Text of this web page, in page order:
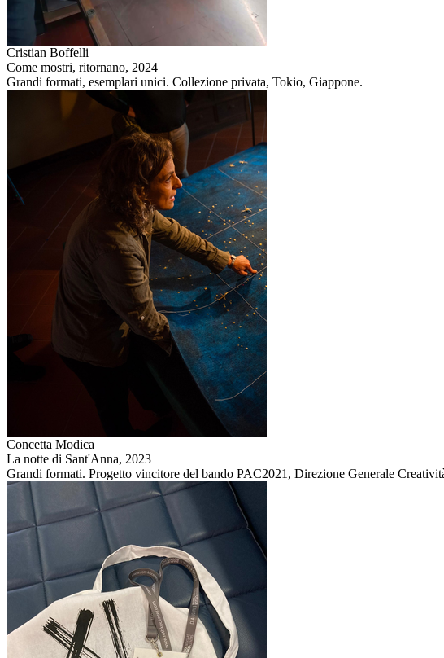
Cristian Boffelli
Come mostri, ritornano, 2024
Grandi formati, esemplari unici. Collezione privata, Tokio, Giappone.
Concetta Modica
La notte di Sant'Anna, 2023
Grandi formati. Progetto vincitore del bando PAC2021, Direzione Generale